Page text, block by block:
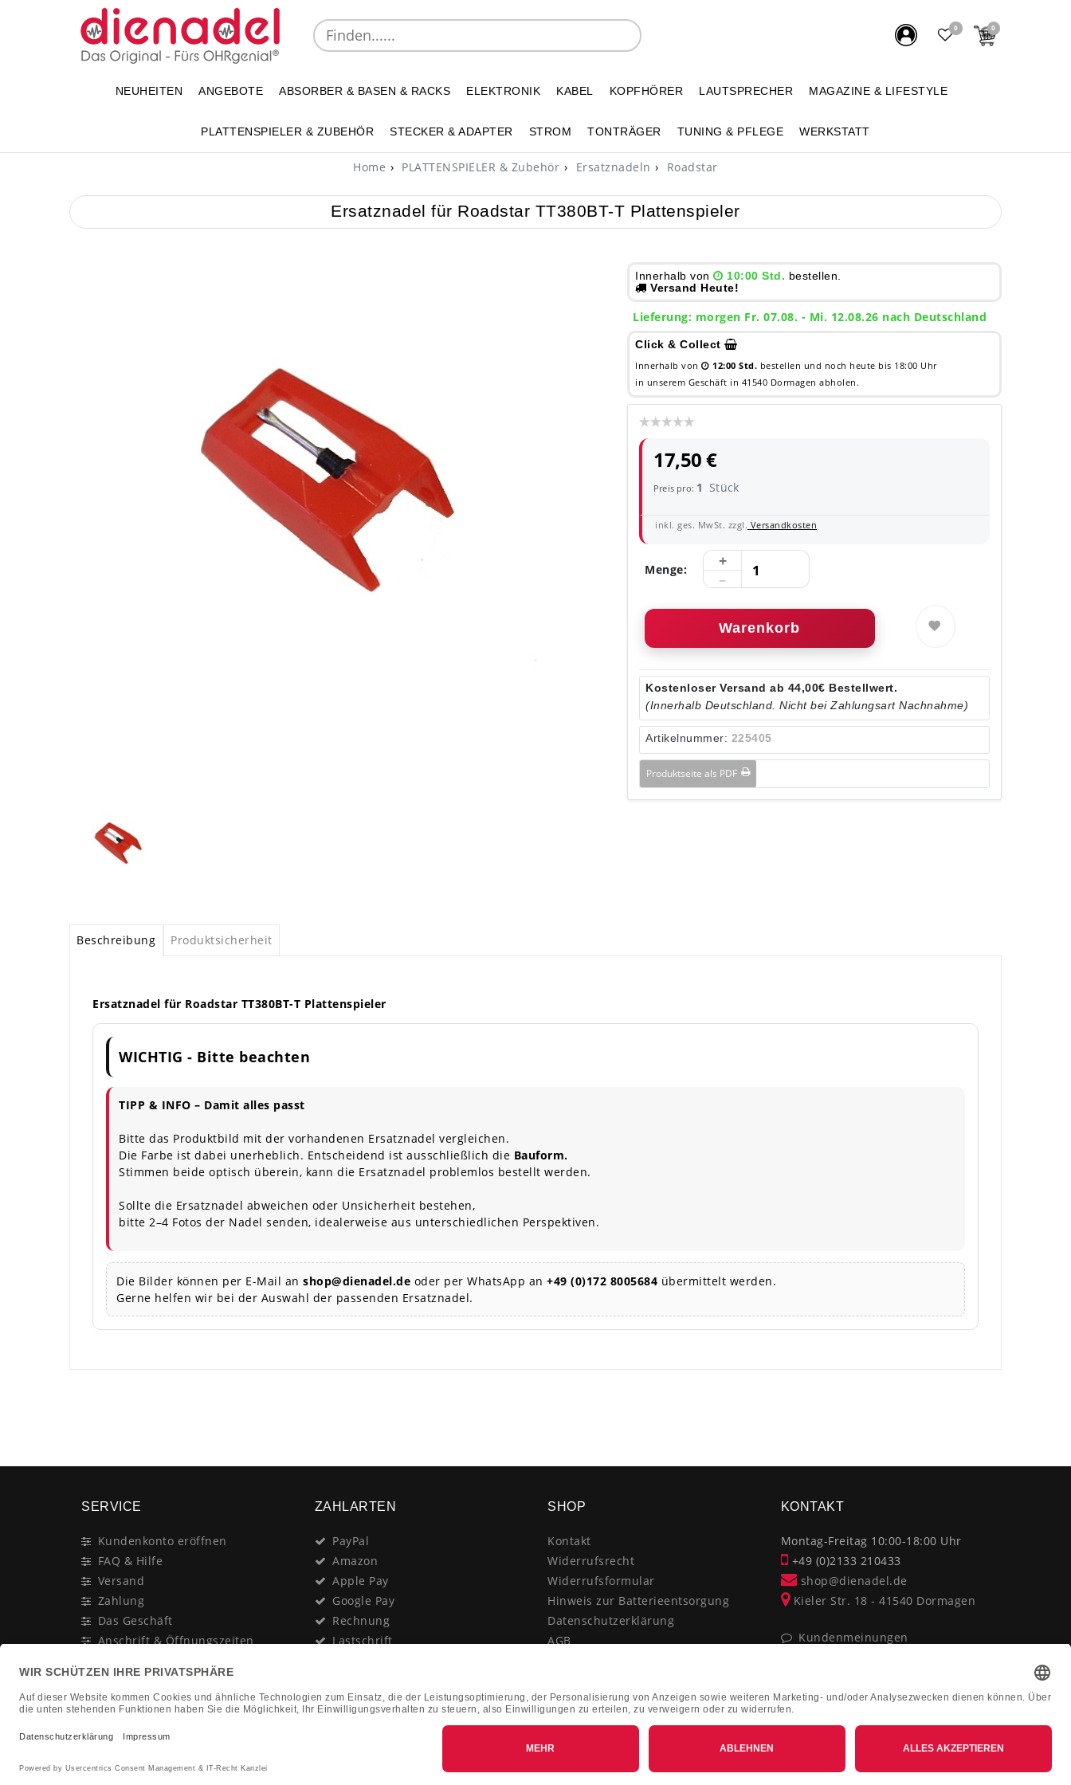
0 0
NEUHEITEN ANGEBOTE ABSORBER & BASEN & RACKS ELEKTRONIK KABEL KOPFHÖRER LAUTSPRECHER MAGAZINE & LIFESTYLE
PLATTENSPIELER & ZUBEHÖR STECKER & ADAPTER STROM TONTRÄGER TUNING & PFLEGE WERKSTATT
Home PLATTENSPIELER & Zubehör Ersatznadeln Roadstar
Ersatznadel für Roadstar TT380BT-T Plattenspieler
Innerhalb von 10:00 Std. bestellen.
Versand Heute!
Lieferung: morgen Fr. 07.08. - Mi. 12.08.26 nach Deutschland
Click & Collect
Innerhalb von 12:00 Std. bestellen und noch heute bis 18:00 Uhr
in unserem Geschäft in 41540 Dormagen abholen.
17,50 €
Preis pro: 1 Stück
inkl. ges. MwSt. zzgl. Versandkosten
Menge:
Warenkorb
Kostenloser Versand ab 44,00€ Bestellwert.
(Innerhalb Deutschland. Nicht bei Zahlungsart Nachnahme)
Artikelnummer: 225405
Produktseite als PDF
Beschreibung Produktsicherheit
Ersatznadel für Roadstar TT380BT-T Plattenspieler
WICHTIG - Bitte beachten
TIPP & INFO – Damit alles passt
Bitte das Produktbild mit der vorhandenen Ersatznadel vergleichen.
Die Farbe ist dabei unerheblich. Entscheidend ist ausschließlich die Bauform.
Stimmen beide optisch überein, kann die Ersatznadel problemlos bestellt werden.
Sollte die Ersatznadel abweichen oder Unsicherheit bestehen,
bitte 2–4 Fotos der Nadel senden, idealerweise aus unterschiedlichen Perspektiven.
Die Bilder können per E-Mail an shop@dienadel.de oder per WhatsApp an +49 (0)172 8005684 übermittelt werden.
Gerne helfen wir bei der Auswahl der passenden Ersatznadel.
SERVICE
Kundenkonto eröffnen
FAQ & Hilfe
Versand
Zahlung
Das Geschäft
Anschrift & Öffnungszeiten
Newsletter
In Gedenken an:
Jürgen Duhn
ZAHLARTEN
PayPal
Amazon
Apple Pay
Google Pay
Rechnung
Lastschrift
Nachnahme
SHOP
Kontakt
Widerrufsrecht
Widerrufsformular
Hinweis zur Batterieentsorgung
Datenschutzerklärung
AGB
Vertrag widerrufen
KONTAKT
Montag-Freitag 10:00-18:00 Uhr
+49 (0)2133 210433
shop@dienadel.de
Kieler Str. 18 - 41540 Dormagen
Kundenmeinungen